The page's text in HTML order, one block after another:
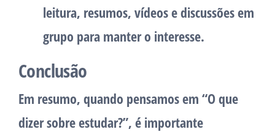
leitura, resumos, vídeos e discussões em
grupo para manter o interesse.
Conclusão
Em resumo, quando pensamos em “O que
dizer sobre estudar?”, é importante